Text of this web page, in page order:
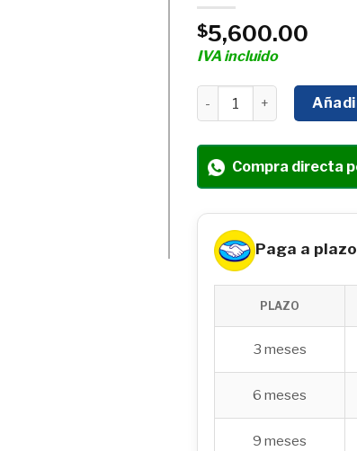
$5,600.00
IVA incluido
Corona de perforación
Compra directa
Paga a
PLAZO
3 meses
6 meses
9 meses